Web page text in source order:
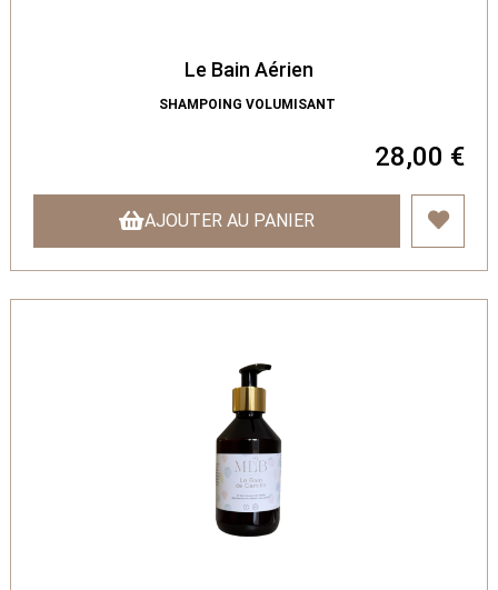
Le Bain Aérien
SHAMPOING VOLUMISANT
28,00 €
AJOUTER AU PANIER